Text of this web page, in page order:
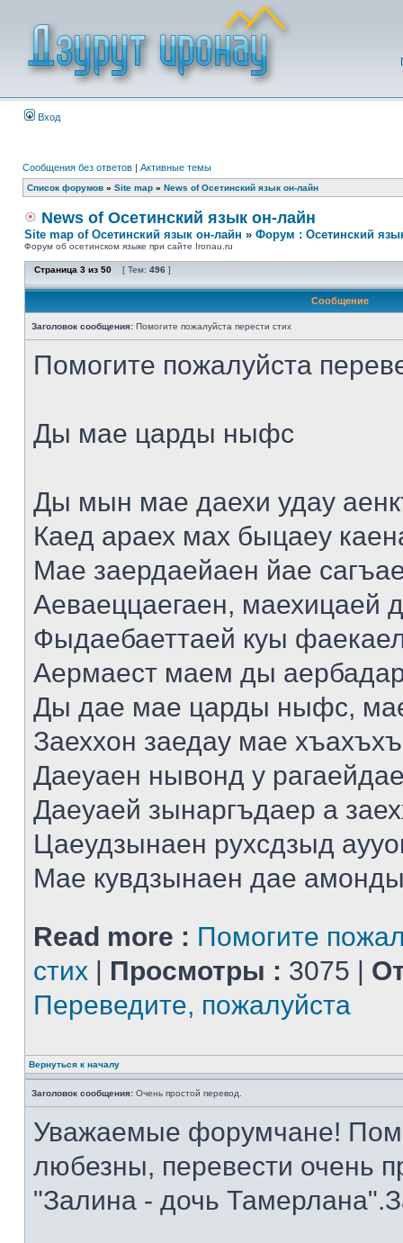
Вход
Сообщения без ответов | Активные темы
Список форумов » Site map » News of Осетинский язык он-лайн
News of Осетинский язык он-лайн
Site map of Осетинский язык он-лайн » Форум : Осетинский
Форум об осетинском языке при сайте Ironau.ru
Страница 3 из 50 [ Тем: 496 ]
Сообщение
Заголовок сообщения: Помогите пожалуйста перести стих
Помогите пожалуйста
Ды мае царды ныфс
Ды мын мае даехи удау
Каед араех мах быцаеу
Мае заердаейаен йае
Аеваеццаегаен, маехицаей
Фыдаебаеттаей куы
Аермаест маем ды
Ды дае мае царды ныфс,
Заеххон заедау мае
Даеуаен нывонд у
Даеуаей зынаргъдаер а
Цаеудзынаен рухсдзыд
Мае кувдзынаен дае
Read more : Помогите
стих | Просмотры : 3075 |
Переведите, пожалуйста
Вернуться к началу
Заголовок сообщения: Очень простой перевод.
Уважаемые форумчане!
любезны, перевести очень
"Залина - дочь